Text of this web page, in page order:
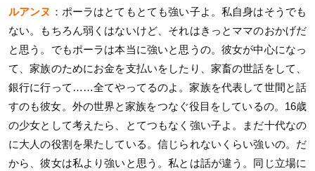
ルアンヌ ：ポーラはとてもとても強い子よ。私自身はそうでも
ない。もちろん弱くはないけど、それはきっとママのおかげだ
と思う。でもポーラは本当に強いと思うの。彼女が中心になっ
て、家族のためにお金を支払いをしたり、家畜の世話をして、
銀行に行って……全てやってるのよ。家族を代表して世間と話
すのも彼女。外の世界と家族をつなぐ役目をしているの。16歳
の少女として考えたら、とてつもなく強い子よ。まだ十代なの
に大人の役割を果たしている。信じられないくらい強いの。だ
から、彼女は私より強いと思う。私とは話が違う。同じ立場に